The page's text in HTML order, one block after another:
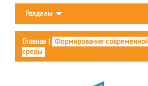
Разделы
Главная | Формирование
среды